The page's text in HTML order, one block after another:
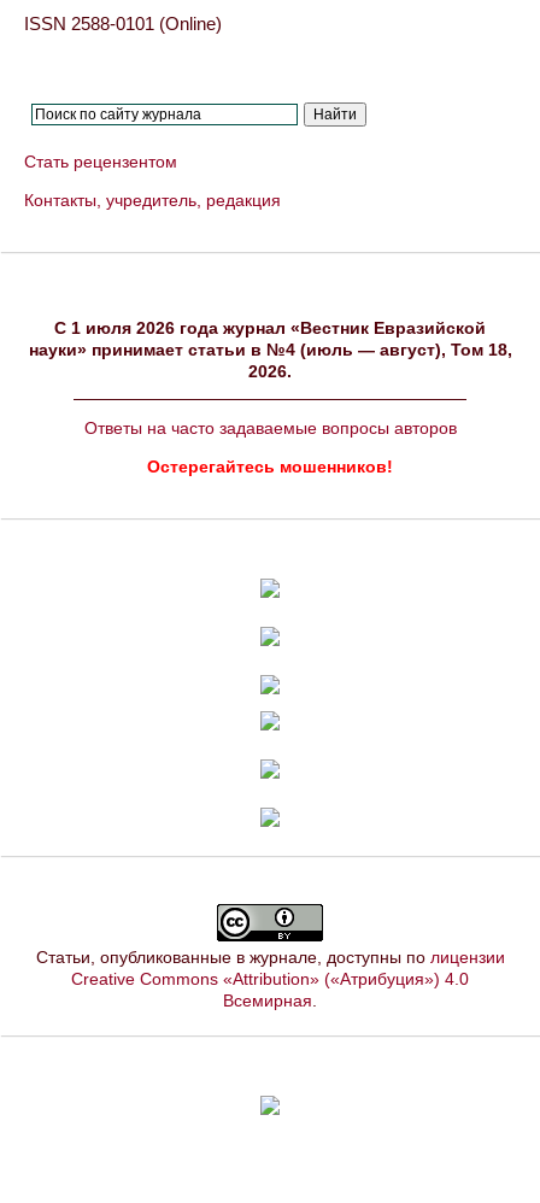
ISSN 2588-0101 (Online)
Стать рецензентом
Контакты, учредитель, редакция
C 1 июля 2026 года журнал «Вестник Евразийской
науки» принимает статьи в №4 (июль — август), Том 18,
2026.
Ответы на часто задаваемые вопросы авторов
Остерегайтесь мошенников!
Статьи, опубликованные в журнале, доступны по лицензии
Creative Commons «Attribution» («Атрибуция») 4.0
Всемирная